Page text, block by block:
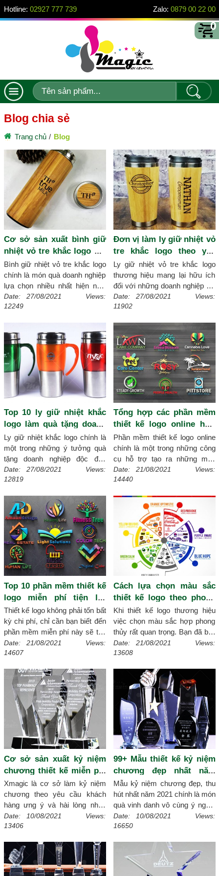
Blog chia sẻ
Trang chủ Blog
Cơ sở sản xuất bình giữ
nhiệt vỏ tre khắc logo giá
rẻ
Bình giữ nhiệt vỏ tre khắc logo
chính là món quà doanh nghiệp
lựa chọn nhiều nhất hiện nay.
Bài viết bật mí đến bạn cơ sở
khắc logo bình giữ nhiệt giá rẻ,
Date: 27/08/2021 Views:
12249
Đơn vị làm ly giữ nhiệt vỏ
tre khắc logo theo yêu
cầu
Ly giữ nhiệt vỏ tre khắc logo
thương hiệu mang lại hữu ích
đối với những doanh nghiệp khi
làm món quà tặng. Các doanh
nghiệp đang tìm kiếm đơn vị
đảm bảo chất lượng, uy tín
đừng bỏ lỡ qua bài viết của
chúng tôi.[Chi tiết]
Date: 27/08/2021 Views:
11902
Top 10 ly giữ nhiệt khắc
logo làm quà tặng doanh
nghiệp
Ly giữ nhiệt khắc logo chính là
một trong những ý tưởng quà
tặng doanh nghiệp độc đáo
nhất. Tham khảo ngay top 10
mẫu ly giữ nhiệt khắc logo giúp
[Chi tiết]
Date: 27/08/2021 Views:
12819
Tổng hợp các phần mềm
thiết kế logo online hữu
ích
Phần mềm thiết kế logo online
chính là một trong những công
cụ hỗ trợ tạo ra những mẫu
logo từ cơ bản đến chuyên
nghiệp dựa trên những tính
Sau đây, xmagic tổng hợp các
phần mềm online hữu ích nhất.
[Chi tiết]
Date: 21/08/2021 Views:
14440
Top 10 phần mềm thiết kế
logo miễn phí tiện lợi
nhất
Thiết kế logo không phải tốn bất
kỳ chi phí, chỉ cần bạn biết đến
phần mềm miễn phí này sẽ tạo
nên nhiều hình cảnh logo
chuyên nghiệp cho công ty. Sau
kế logo miễn phí được chúng
tôi chia sẻ ngay bên dưới bài
viết.[Chi tiết]
Date: 21/08/2021 Views:
14607
Cách lựa chọn màu sắc
thiết kế logo theo phong
thủy
Khi thiết kế logo thương hiệu
việc chọn màu sắc hợp phong
thủy rất quan trọng. Bạn đã biết
cách thiết kế logo chưa? Điều
này liên quan đến sự phát triển
doanh nghiệp, bài viết này
xmagic sẽ giúp bạn rõ hơn.
tiết]
Date: 21/08/2021 Views:
13608
Cơ sở sản xuất kỷ niệm
chương thiết kế miễn phí
theo yêu cầu
Xmagic là cơ sở làm kỷ niệm
chương theo yêu cầu khách
hàng ưng ý và hài lòng nhất.
Với nhiều mẫu thiết kế kỷ niệm
chương miễn phí đẹp luôn là sự
và doanh nghiệp phù hợp trong
mọi sự kiện trọng đại lớn. [Chi
tiết]
Date: 10/08/2021 Views:
13406
99+ Mẫu thiết kế kỷ niệm
chương đẹp nhất năm
2021
Mẫu kỷ niệm chương đẹp, thu
hút nhất năm 2021 chính là món
quà vinh danh vô cùng ý nghĩa
lựa chọn hàng đầu các tổ chức
và doanh nghiệp. Tham khảo
chương góp phần thêm ý tưởng
độc đáo cho các sự kiện và hội
nghị sắp tới tổ chức.[Chi tiết]
Date: 10/08/2021 Views:
16650
Hotline: 02927 777 739 Zalo: 0879 00 22 00
0